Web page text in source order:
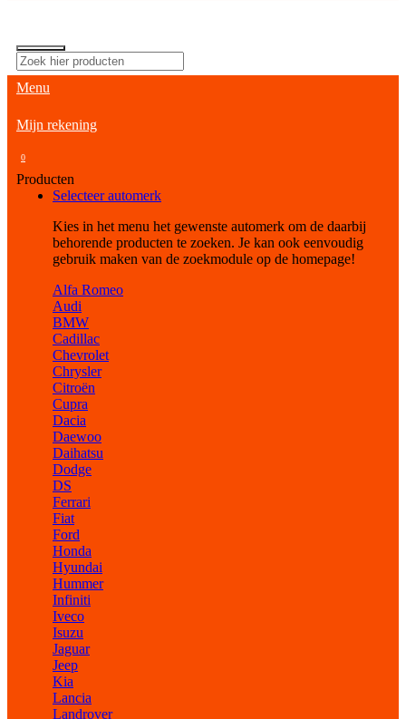
Menu
Mijn rekening
0
Producten
Selecteer automerk
Kies in het menu het gewenste automerk om de daarbij
behorende producten te zoeken. Je kan ook eenvoudig
gebruik maken van de zoekmodule op de homepage!
Alfa Romeo
Audi
BMW
Cadillac
Chevrolet
Chrysler
Citroën
Cupra
Dacia
Daewoo
Daihatsu
Dodge
DS
Ferrari
Fiat
Ford
Honda
Hyundai
Hummer
Infiniti
Iveco
Isuzu
Jaguar
Jeep
Kia
Lancia
Landrover